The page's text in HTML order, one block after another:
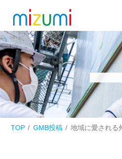
TOP GMB投稿 地域に愛される